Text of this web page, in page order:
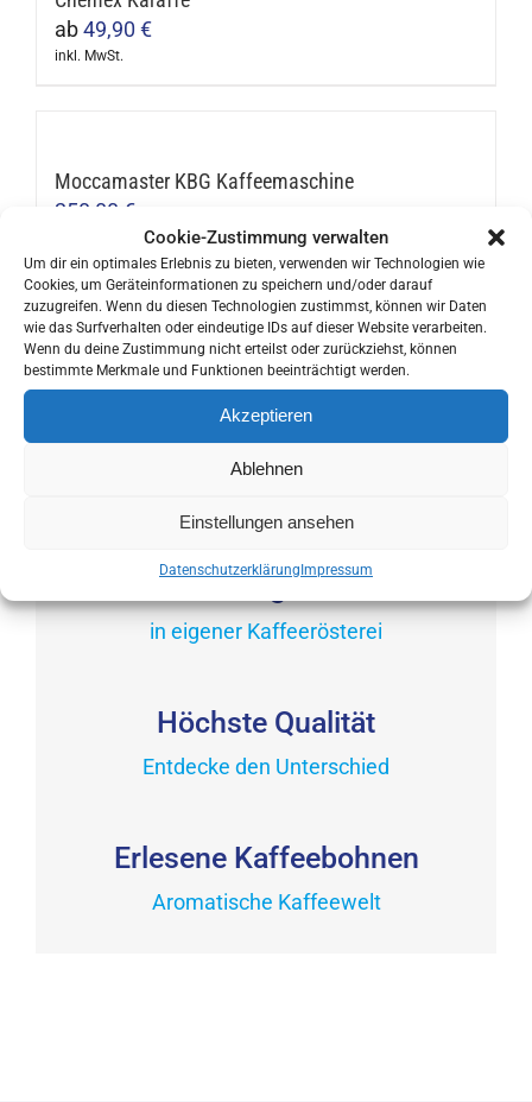
Cookie-Zustimmung verwalten
Um dir ein optimales Erlebnis zu bieten, verwenden wir Technologien wie
Cookies, um Geräteinformationen zu speichern und/oder darauf
zuzugreifen. Wenn du diesen Technologien zustimmst, können wir Daten
wie das Surfverhalten oder eindeutige IDs auf dieser Website verarbeiten.
Wenn du deine Zustimmung nicht erteilst oder zurückziehst, können
bestimmte Merkmale und Funktionen beeinträchtigt werden.
Akzeptieren
Ablehnen
Einstellungen ansehen
DatenschutzerklärungImpressum
ab49,90 €
inkl. MwSt.
mehrere
Varianten
Die
Optionen
können
auf
Moccamaster KBG Kaffeemaschine
250,00 €
Dieses
Produkt
weist
mehrere
Varianten
Produktseite
Blaue Tulpe Milchkännchen
16,95€
In Berlin geröstet
in eigener Kaffeerösterei
Höchste Qualität
Entdecke den Unterschied
Erlesene Kaffeebohnen
Aromatische Kaffeewelt